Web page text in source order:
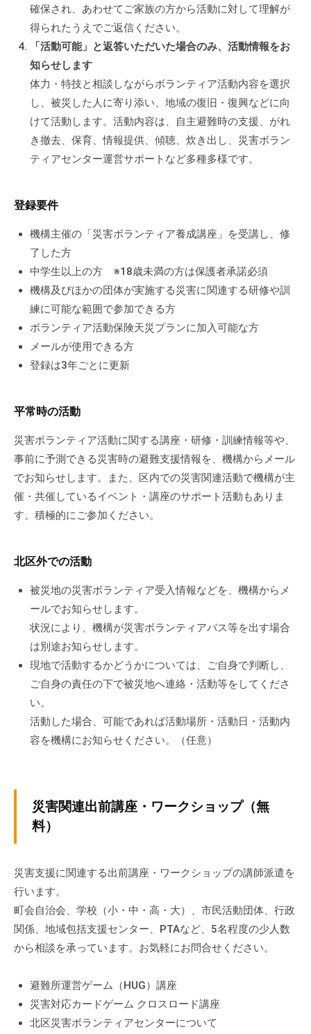
確保され、あわせてご家族の方から活動に対して理解が
得られたうえでご返信ください。
「活動可能」と返答いただいた場合のみ、活動情報をお
知らせします
体力・特技と相談しながらボランティア活動内容を選択
し、被災した人に寄り添い、地域の復旧・復興などに向
けて活動します。活動内容は、自主避難時の支援、がれ
き撤去、保育、情報提供、傾聴、炊き出し、災害ボラン
ティアセンター運営サポートなど多種多様です。
登録要件
機構主催の「災害ボランティア養成講座」を受講し、修
了した方
中学生以上の方 ※18歳未満の方は保護者承諾必須
機構及びほかの団体が実施する災害に関連する研修や訓
練に可能な範囲で参加できる方
ボランティア活動保険天災プランに加入可能な方
メールが使用できる方
登録は3年ごとに更新
平常時の活動
災害ボランティア活動に関する講座・研修・訓練情報等や、
事前に予測できる災害時の避難支援情報を、機構からメール
でお知らせします。また、区内での災害関連活動で機構が主
催・共催しているイベント・講座のサポート活動もありま
す。積極的にご参加ください。
北区外での活動
被災地の災害ボランティア受入情報などを、機構からメ
ールでお知らせします。
状況により、機構が災害ボランティアバス等を出す場合
は別途お知らせします。
現地で活動するかどうかについては、ご自身で判断し、
ご自身の責任の下で被災地へ連絡・活動等をしてくださ
い。
活動した場合、可能であれば活動場所・活動日・活動内
容を機構にお知らせください。（任意）
災害関連出前講座・ワークショップ（無
料）
災害支援に関連する出前講座・ワークショップの講師派遣を
行います。
町会自治会、学校（小・中・高・大）、市民活動団体、行政
関係、地域包括支援センター、PTAなど、5名程度の少人数
から相談を承っています。お気軽にお問合せください。
避難所運営ゲーム（HUG）講座
災害対応カードゲーム クロスロード講座
北区災害ボランティアセンターについて